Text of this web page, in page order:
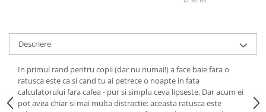
Descriere
In primul rand pentru copii (dar nu numai!) a face baie fara o
ratusca este ca si cand tu ai petrece o noapte in fata
calculatorului fara cafea - pur si simplu ceva lipseste. Dar acum ei
pot avea chiar si mai multa distractie: aceasta ratusca este